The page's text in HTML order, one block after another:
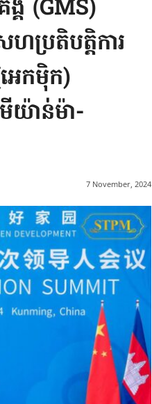
I
ភាព​
គ (GMS)
ប្រតិបត្តិការ
េកម៉ិក)
យ៉ាន់ម៉ា-
7 November, 2024